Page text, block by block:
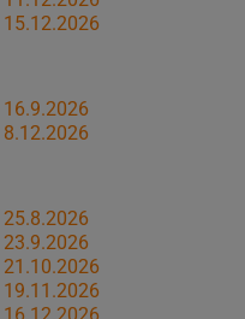
15.12.2026
16.9.2026
8.12.2026
25.8.2026
23.9.2026
21.10.2026
19.11.2026